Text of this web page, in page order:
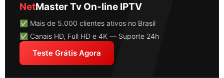
NetMaster Tv On-line IPTV
✅ Mais de 5.000 clientes ativos no Brasil
✅ Canais HD, Full HD e 4K — Suporte 24h
Teste Grátis Agora